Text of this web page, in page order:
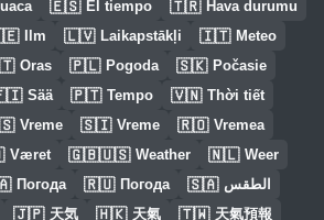
🇪🇸 El tiempo 🇹🇷 Hava durumu
Ilm 🇱🇻 Laikapstākļi 🇮🇹 Meteo
Oras 🇵🇱 Pogoda 🇸🇰 Počasie
Sää 🇵🇹 Tempo 🇻🇳 Thời tiết
Vreme 🇸🇮 Vreme 🇷🇴 Vremea
Været 🇬🇧🇺🇸 Weather 🇳🇱 Weer
Погода 🇷🇺 Погода 🇸🇦 الطقس
🇯🇵 天気 🇭🇰 天氣 🇹🇼 天氣預報